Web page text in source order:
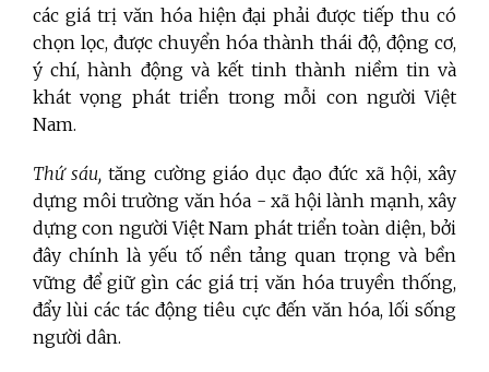
các giá trị văn hóa hiện đại phải được tiếp thu có
chọn lọc, được chuyển hóa thành thái độ, động cơ,
ý chí, hành động và kết tinh thành niềm tin và
khát vọng phát triển trong mỗi con người Việt
Nam.
Thứ sáu,tăng cường giáo dục đạo đức xã hội, xây
dựng môi trường văn hóa - xã hội lành mạnh, xây
dựng con người Việt Nam phát triển toàn diện, bởi
đây chính là yếu tố nền tảng quan trọng và bền
vững để giữ gìn các giá trị văn hóa truyền thống,
đẩy lùi các tác động tiêu cực đến văn hóa, lối sống
người dân.